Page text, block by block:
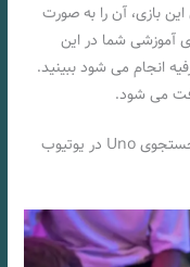
بازی، آن را به صورت
آموزشی شما در این
انجام می شود ببینید.
می شود.
همچنین می توانید آموزش های این بازی را با جستجوی Uno در یوتیوب